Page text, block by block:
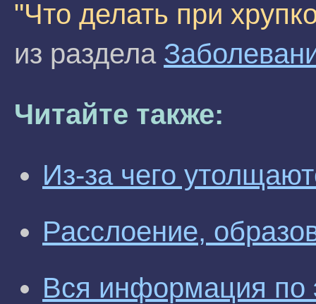
"Что делать при
из раздела
Читайте также:
Из-за чего
Расслоение,
Вся информация по